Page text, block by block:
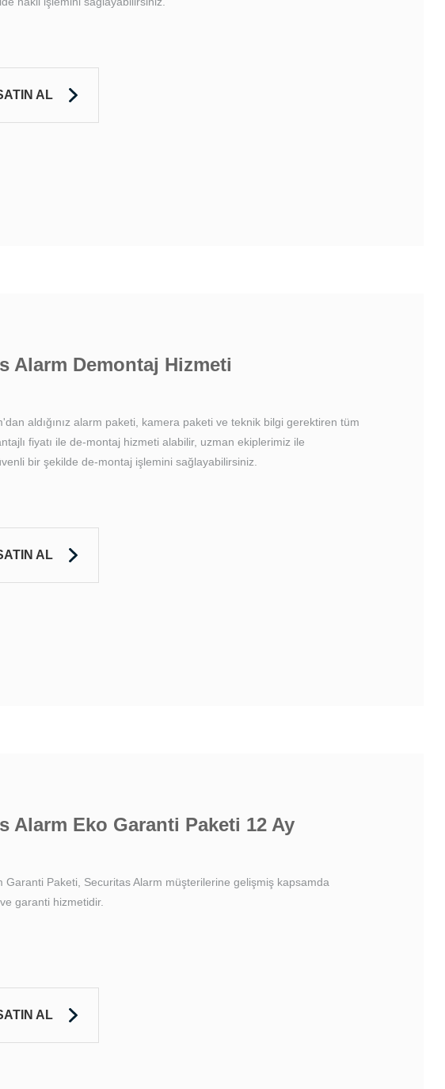
AL
Alarm Demontaj Hizmeti
aldığınız alarm paketi, kamera paketi ve teknik bilgi gerektiren tüm
fiyatı ile de-montaj hizmeti alabilir, uzman ekiplerimiz ile
bir şekilde de-montaj işlemini sağlayabilirsiniz.
AL
Alarm Eko Garanti Paketi 12 Ay
Garanti Paketi, Securitas Alarm müşterilerine gelişmiş kapsamda
garanti hizmetidir.
AL